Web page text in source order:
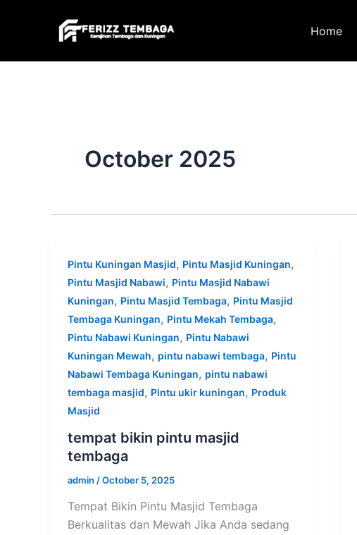
Home
October 2025
Pintu Kuningan Masjid, Pintu Masjid Kuningan,
Pintu Masjid Nabawi, Pintu Masjid Nabawi
Kuningan, Pintu Masjid Tembaga, Pintu Masjid
Tembaga Kuningan, Pintu Mekah Tembaga,
Pintu Nabawi Kuningan, Pintu Nabawi
Kuningan Mewah, pintu nabawi tembaga, Pintu
Nabawi Tembaga Kuningan, pintu nabawi
tembaga masjid, Pintu ukir kuningan, Produk
Masjid
tempat bikin pintu masjid
tembaga
admin /October 5, 2025
Tempat Bikin Pintu Masjid Tembaga
Berkualitas dan Mewah Jika Anda sedang